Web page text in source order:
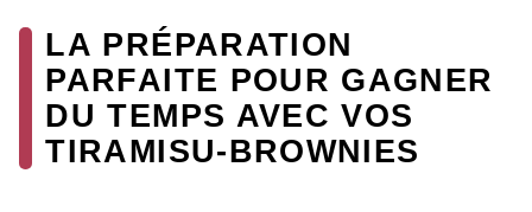
LA PRÉPARATION
PARFAITE POUR GAGNER
DU TEMPS AVEC VOS
TIRAMISU-BROWNIES